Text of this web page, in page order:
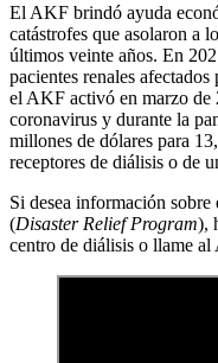
El AKF brindó ayuda
catástrofes que asolaron a
últimos veinte años. En
pacientes renales
el AKF activó en marzo de
coronavirus y durante la
millones de dólares para
receptores de diálisis o de
Si desea información
(Disaster Relief Program),
centro de diálisis o llame